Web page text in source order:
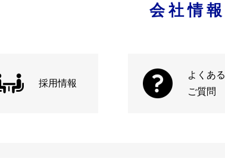
会社情報
採用情報
よくある
ご質問